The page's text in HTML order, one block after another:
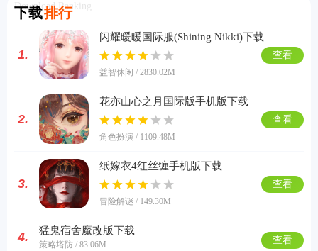
下载排行
Download Ranking
1.
闪耀暖暖国际服(Shining Nikki)下载
益智休闲 / 2830.02M
查看
2.
花亦山心之月国际版手机版下载
角色扮演 / 1109.48M
查看
3.
纸嫁衣4红丝缠手机版下载
冒险解谜 / 149.30M
查看
4. 猛鬼宿舍魔改版下载
策略塔防 / 83.06M 查看